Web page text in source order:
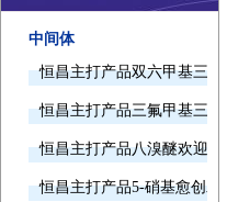
中间体
恒昌主打产品双六甲基三胺
恒昌主打产品三氟甲基三甲
恒昌主打产品八溴醚欢迎询
恒昌主打产品5-硝基愈创木